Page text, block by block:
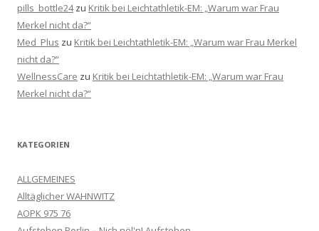
pills_bottle24zu Kritik bei Leichtathletik-EM: „Warum war Frau
Merkel nicht da?“
Med_Plus zu Kritik bei Leichtathletik-EM: „Warum war Frau Merkel
nicht da?“
WellnessCare zu Kritik bei Leichtathletik-EM: „Warum war Frau
Merkel nicht da?“
KATEGORIEN
ALLGEMEINES
Alltäglicher WAHNWITZ
AOPK 975 76